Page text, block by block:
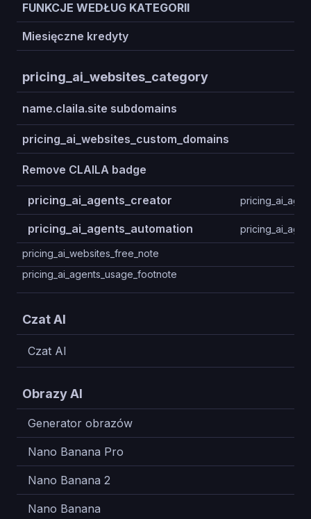
FUNKCJE WEDŁUG KATEGORII
Miesięczne kredyty
pricing_ai_websites_category
name.claila.site subdomains
pricing_ai_websites_custom_domains
Remove CLAILA badge
pricing_ai_agents_creator
pricing_ai_agents_automation
pricing_ai_websites_free_note
pricing_ai_agents_usage_footnote
Czat AI
Czat AI
Obrazy AI
Generator obrazów
Nano Banana Pro
Nano Banana 2
Nano Banana